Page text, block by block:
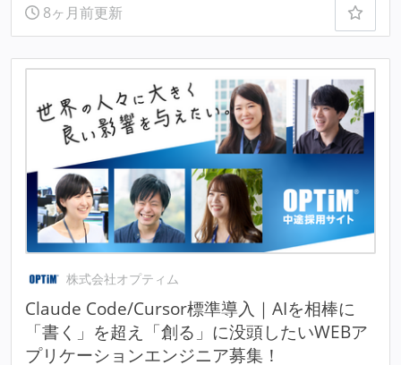
8ヶ月前更新
株式会社オプティム
Claude Code/Cursor標準導入｜AIを相棒に
「書く」を超え「創る」に没頭したいWEBア
プリケーションエンジニア募集！